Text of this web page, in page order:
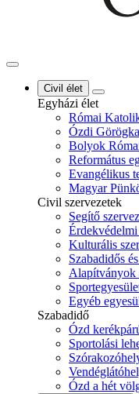
Civil élet
Egyházi élet
Római
Ózdi
Bolyok
Református
Evangélikus
Magyar
Civil szervezetek
Segítő
Kulturális
Szabadidős
Alapítványok
Egyéb
Szabadidő
Ózd
Sportolási
Ózd a hét